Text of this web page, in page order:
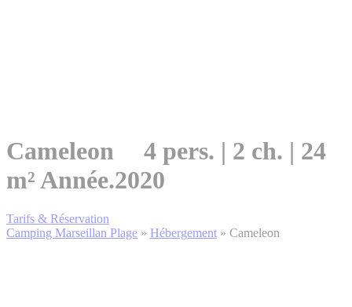
Cameleon
4 pers. | 2 ch. | 24
m²Année.2020
Tarifs & Réservation
Camping Marseillan Plage » Hébergement » Cameleon